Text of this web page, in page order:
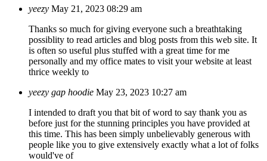
yeezy May 21, 2023 08:29 am
Thanks so much for giving everyone such a breathtaking
possiblity to read articles and blog posts from this web site. It
is often so useful plus stuffed with a great time for me
personally and my office mates to visit your website at least
thrice weekly to
yeezy gap hoodie May 23, 2023 10:27 am
I intended to draft you that bit of word to say thank you as
before just for the stunning principles you have provided at
this time. This has been simply unbelievably generous with
people like you to give extensively exactly what a lot of folks
would've of